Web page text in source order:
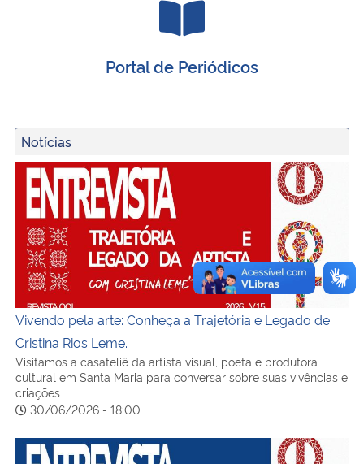
Portal de Periódicos
Notícias
Vivendo pela arte: Conheça a Trajetória e Legado de
Vivendo pela arte: Conheça a Trajetória e Legado de
Cristina Rios Leme.
Visitamos a casateliê da artista visual, poeta e produtora
cultural em Santa Maria para conversar sobre suas vivências e
criações.
30/06/2026 - 18:00
Vivências de Mulheres na Ciência